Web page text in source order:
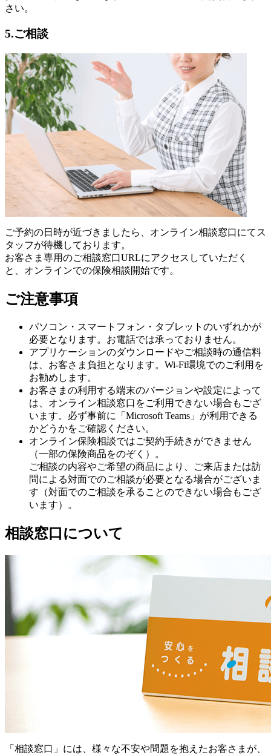
さい。
5.ご相談
ご予約の日時が近づきましたら、オンライン相談窓口にてス
タッフが待機しております。
お客さま専用のご相談窓口URLにアクセスしていただく
と、オンラインでの保険相談開始です。
ご注意事項
パソコン・スマートフォン・タブレットのいずれかが
必要となります。お電話では承っておりません。
アプリケーションのダウンロードやご相談時の通信料
は、お客さま負担となります。Wi-Fi環境でのご利用を
お勧めします。
お客さまの利用する端末のバージョンや設定によって
は、オンライン相談窓口をご利用できない場合もござ
います。必ず事前に「Microsoft Teams」が利用できる
かどうかをご確認ください。
オンライン保険相談ではご契約手続きができません
（一部の保険商品をのぞく）。
ご相談の内容やご希望の商品により、ご来店または訪
問による対面でのご相談が必要となる場合がございま
す（対面でのご相談を承ることのできない場合もござ
います）。
相談窓口について
「相談窓口」には、様々な不安や問題を抱えたお客さまが、